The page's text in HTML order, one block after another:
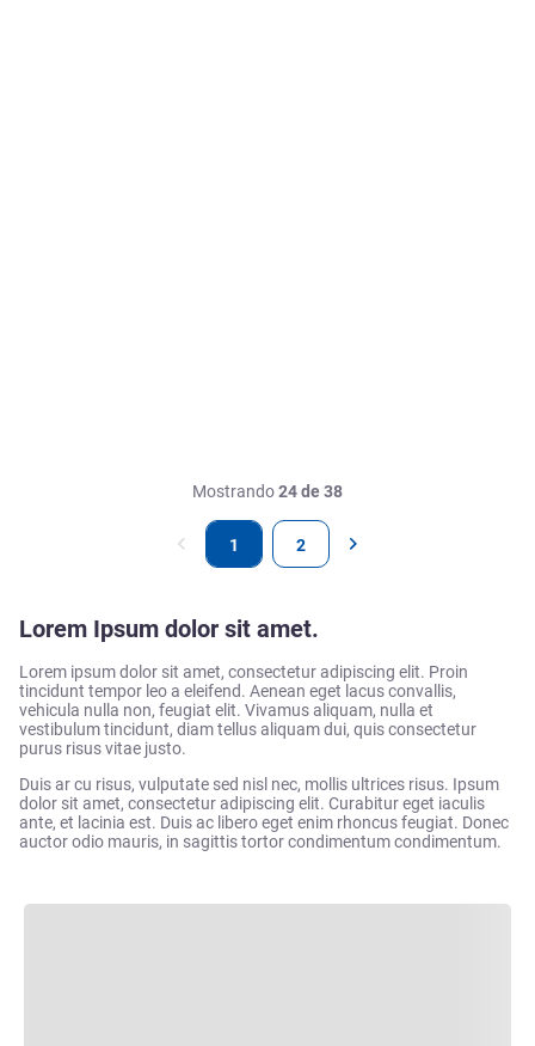
Mostrando24 de 38
1 2
Lorem Ipsum dolor sit amet.
Lorem ipsum dolor sit amet, consectetur adipiscing elit. Proin
tincidunt tempor leo a eleifend. Aenean eget lacus convallis,
vehicula nulla non, feugiat elit. Vivamus aliquam, nulla et
vestibulum tincidunt, diam tellus aliquam dui, quis consectetur
purus risus vitae justo.
Duis ar cu risus, vulputate sed nisl nec, mollis ultrices risus. Ipsum
dolor sit amet, consectetur adipiscing elit. Curabitur eget iaculis
ante, et lacinia est. Duis ac libero eget enim rhoncus feugiat. Donec
auctor odio mauris, in sagittis tortor condimentum condimentum.